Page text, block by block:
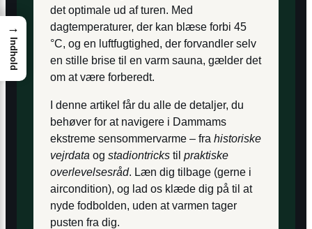
det optimale ud af turen. Med
dagtemperaturer, der kan blæse forbi 45
°C, og en luftfugtighed, der forvandler selv
en stille brise til en varm sauna, gælder det
om at være forberedt.
I denne artikel får du alle de detaljer, du
behøver for at navigere i Dammams
ekstreme sensommervarme – fra historiske
vejrdata og stadiontricks til praktiske
overlevelsesråd. Læn dig tilbage (gerne i
aircondition), og lad os klæde dig på til at
nyde fodbolden, uden at varmen tager
pusten fra dig.
→
Indhold